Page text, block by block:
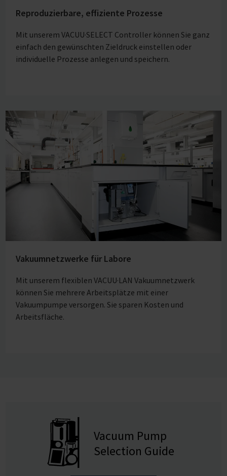
Reproduzierbare, effiziente Prozesse
Mit unserem VACUU·SELECT Controller können Sie ganz
einfach den gewünschten Zieldruck einstellen oder
individuelle Prozesse anlegen und speichern.
Vakuumnetzwerke für Labore
Mit unserem flexiblen VACUU·LAN Vakuumnetzwerk
können Sie mehrere Arbeitsplätze mit einer
Vakuumpumpe versorgen. Sie sparen Kosten und
Arbeitsfläche.
Vacuum Pump
Selection Guide